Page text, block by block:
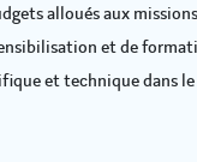
alloués aux
et de
et technique dans